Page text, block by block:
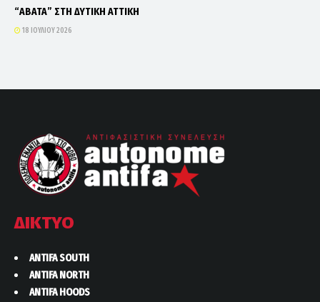
“ΑΒΑΤΑ” ΣΤΗ ΔΥΤΙΚΗ ΑΤΤΙΚΗ
18 ΙΟΥΛΊΟΥ 2026
ΔΙΚΤΥΟ
ANTIFA SOUTH
ANTIFA NORTH
ANTIFA HOODS